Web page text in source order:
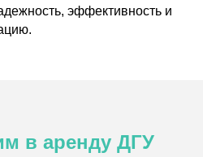
эффективность и
в аренду ДГУ